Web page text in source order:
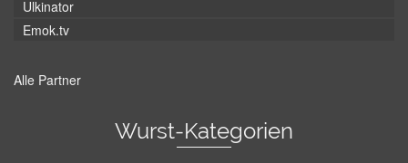
Ulkinator
Emok.tv
Alle Partner
Wurst-Kategorien